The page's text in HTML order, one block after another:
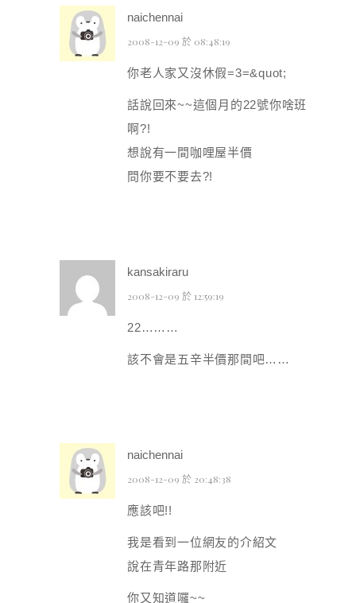
naichennai
2008-12-09 於 08:48:19
你老人家又沒休假=3=&quot;
話說回來~~這個月的22號你啥班
啊?!
想說有一間咖哩屋半價
問你要不要去?!
kansakiraru
2008-12-09 於 12:59:19
22………
該不會是五辛半價那間吧……
naichennai
2008-12-09 於 20:48:38
應該吧!!
我是看到一位網友的介紹文
說在青年路那附近
你又知道囉~~